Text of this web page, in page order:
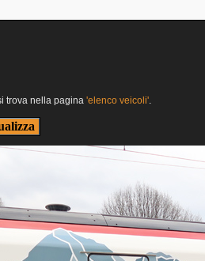
trova nella pagina 'elenco veicoli'.